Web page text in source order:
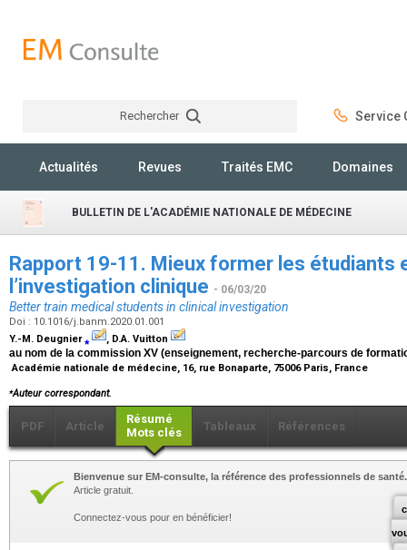
Rechercher Service
Actualités Revues Traités EMC Domaines
BULLETIN DE L'ACADÉMIE NATIONALE DE MÉDECINE
Rapport 19-11. Mieux former les étudiants
l’investigation clinique - 06/03/20
Better train medical students in clinical investigation
Doi : 10.1016/j.banm.2020.01.001
Y.-M. Deugnier⁎ , D.A. Vuitton
au nom de la commission XV (enseignement, recherche-parcours de
Académie nationale de médecine, 16, rue Bonaparte, 75006 Paris, France
⁎Auteur correspondant.
PDF Article
Résumé
Mots clés
Tableaux Références
Bienvenue sur EM-consulte, la référence des professionnels de santé.
Article gratuit.
Connectez-vous pour en bénéficier!